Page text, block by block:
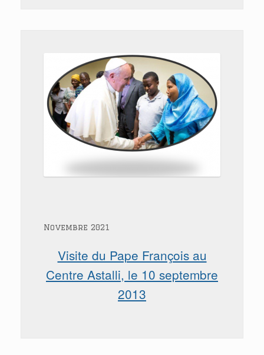
Novembre 2021
Visite du Pape François au
Centre Astalli, le 10 septembre
2013